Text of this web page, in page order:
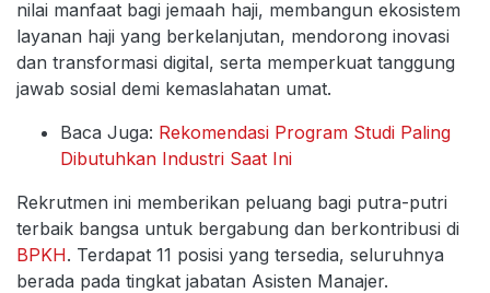
nilai manfaat bagi jemaah haji, membangun ekosistem
layanan haji yang berkelanjutan, mendorong inovasi
dan transformasi digital, serta memperkuat tanggung
jawab sosial demi kemaslahatan umat.
Baca Juga: Rekomendasi Program Studi Paling
Dibutuhkan Industri Saat Ini
Rekrutmen ini memberikan peluang bagi putra-putri
terbaik bangsa untuk bergabung dan berkontribusi di
BPKH. Terdapat 11 posisi yang tersedia, seluruhnya
berada pada tingkat jabatan Asisten Manajer.